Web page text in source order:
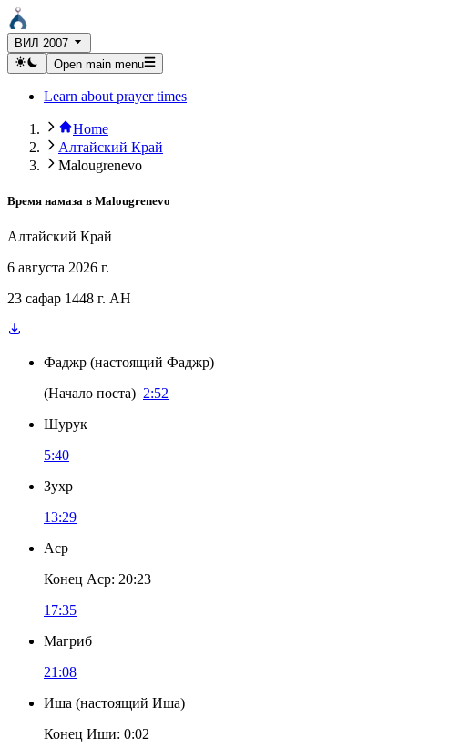
ВИЛ 2007
Open main menu
Learn about prayer times
Home
Алтайский Край
Malougrenevo
Время намаза в Malougrenevo
Алтайский Край
6 августа 2026 г.
23 сафар 1448 г. AH
Фаджр (настоящий Фаджр)
(Начало поста) 2:52
Шурук
5:40
Зухр
13:29
Аср
Конец Аср: 20:23
17:35
Магриб
21:08
Иша (настоящий Иша)
Конец Иши: 0:02